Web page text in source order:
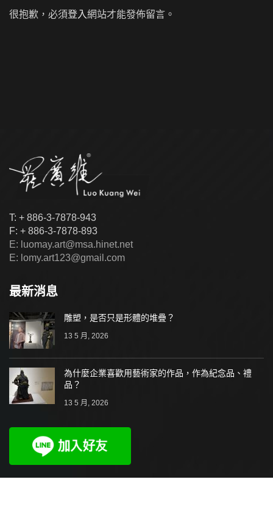
很抱歉，必須登入網站才能發佈留言。
T: + 886-3-7878-943
F: + 886-3-7878-893
E: luomay.art@msa.hinet.net
E: lomy.art123@gmail.com
最新消息
雕塑，是否只是形體的堆疊？
13 5 月, 2026
為什麼企業喜歡用藝術家的作品，作為紀念品、禮
品？
13 5 月, 2026